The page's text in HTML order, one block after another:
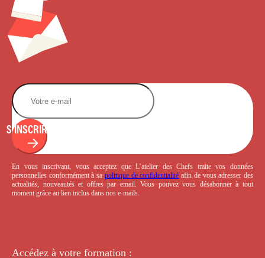
S'INSCRIRE
En vous inscrivant, vous acceptez que L’atelier des Chefs traite vos données
personnelles conformément à sa politique de confidentialité afin de vous adresser des
actualités, nouveautés et offres par email. Vous pouvez vous désabonner à tout
moment grâce au lien inclus dans nos e-mails.
Accédez à votre formation :